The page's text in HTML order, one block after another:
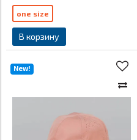
В корзину
one size
New!